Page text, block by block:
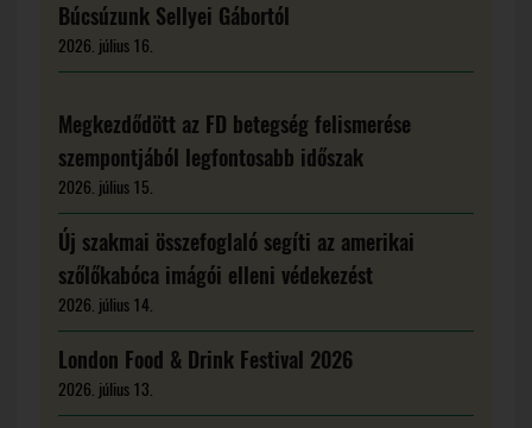
Búcsúzunk Sellyei Gábortól
2026. július 16.
Megkezdődött az FD betegség felismerése
szempontjából legfontosabb időszak
2026. július 15.
Új szakmai összefoglaló segíti az amerikai
szőlőkabóca imágói elleni védekezést
2026. július 14.
London Food & Drink Festival 2026
2026. július 13.